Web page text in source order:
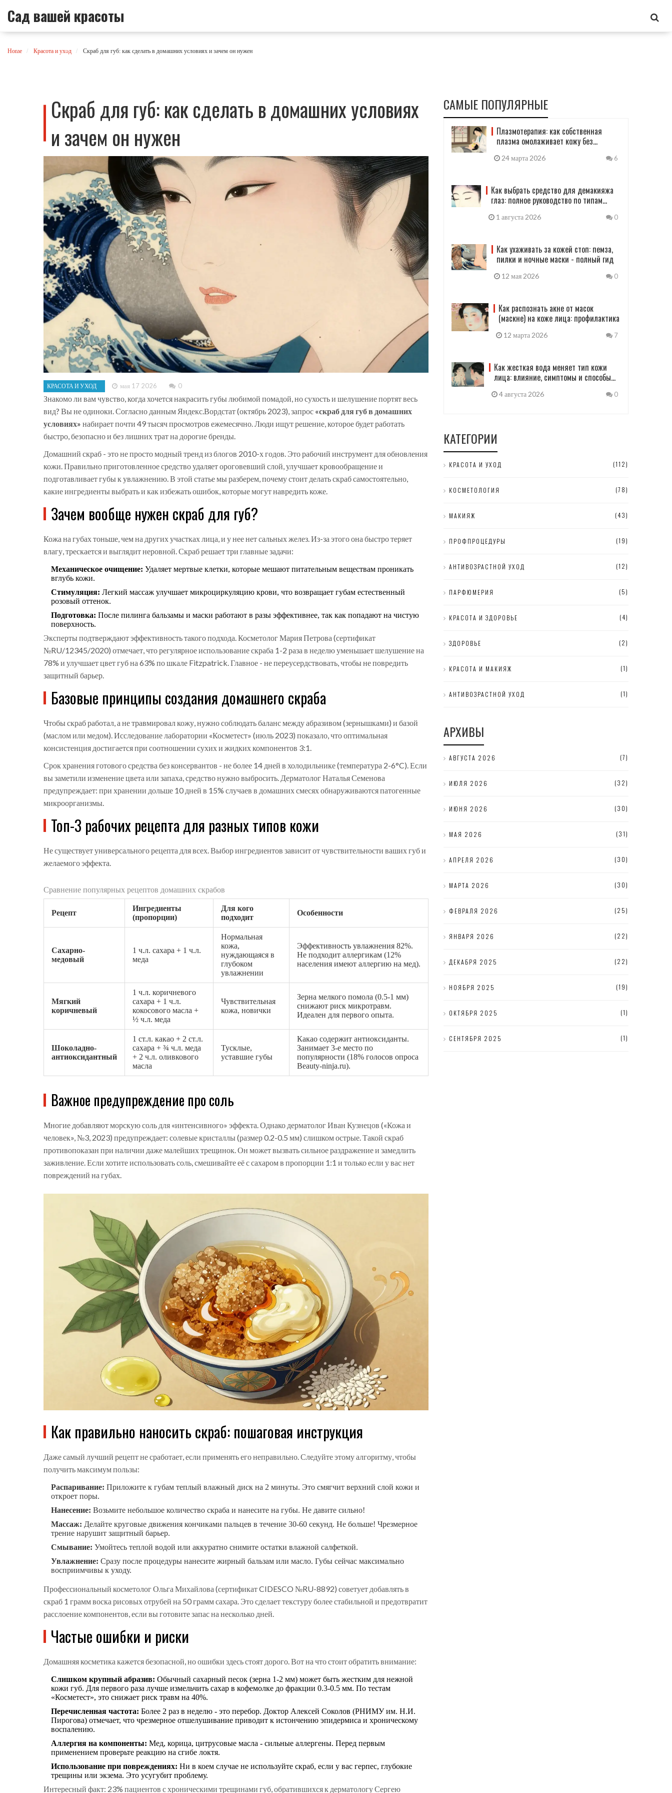
Сад вашей красоты
Home Красота и уход Скраб для губ: как сделать в домашних условиях и зачем он нужен
Скраб для губ: как сделать в домашних условиях
и зачем он нужен
КРАСОТА И УХОД мая 17 2026 0
Знакомо ли вам чувство, когда хочется накрасить губы любимой помадой, но сухость и шелушение портят весь
вид? Вы не одиноки. Согласно данным Яндекс.Вордстат (октябрь 2023), запрос «скраб для губ в домашних
условиях» набирает почти 49 тысяч просмотров ежемесячно. Люди ищут решение, которое будет работать
быстро, безопасно и без лишних трат на дорогие бренды.
Домашний скраб - это не просто модный тренд из блогов 2010-х годов. Это рабочий инструмент для обновления
кожи. Правильно приготовленное средство удаляет ороговевший слой, улучшает кровообращение и
подготавливает губы к увлажнению. В этой статье мы разберем, почему стоит делать скраб самостоятельно,
какие ингредиенты выбрать и как избежать ошибок, которые могут навредить коже.
Зачем вообще нужен скраб для губ?
Кожа на губах тоньше, чем на других участках лица, и у нее нет сальных желез. Из-за этого она быстро теряет
влагу, трескается и выглядит неровной. Скраб решает три главные задачи:
Механическое очищение: Удаляет мертвые клетки, которые мешают питательным веществам проникать
вглубь кожи.
Стимуляция: Легкий массаж улучшает микроциркуляцию крови, что возвращает губам естественный
розовый оттенок.
Подготовка: После пилинга бальзамы и маски работают в разы эффективнее, так как попадают на чистую
поверхность.
Эксперты подтверждают эффективность такого подхода. Косметолог Мария Петрова (сертификат
№RU/12345/2020) отмечает, что регулярное использование скраба 1-2 раза в неделю уменьшает шелушение на
78% и улучшает цвет губ на 63% по шкале Fitzpatrick. Главное - не переусердствовать, чтобы не повредить
защитный барьер.
Базовые принципы создания домашнего скраба
Чтобы скраб работал, а не травмировал кожу, нужно соблюдать баланс между абразивом (зернышками) и базой
(маслом или медом). Исследование лаборатории «Косметест» (июль 2023) показало, что оптимальная
консистенция достигается при соотношении сухих и жидких компонентов 3:1.
Срок хранения готового средства без консервантов - не более 14 дней в холодильнике (температура 2-6°C). Если
вы заметили изменение цвета или запаха, средство нужно выбросить. Дерматолог Наталья Семенова
предупреждает: при хранении дольше 10 дней в 15% случаев в домашних смесях обнаруживаются патогенные
микроорганизмы.
Топ-3 рабочих рецепта для разных типов кожи
Не существует универсального рецепта для всех. Выбор ингредиентов зависит от чувствительности ваших губ и
желаемого эффекта.
Сравнение популярных рецептов домашних скрабов
Рецепт
Ингредиенты
(пропорции)
Для кого
подходит
Особенности
Сахарно-
медовый
1 ч.л. сахара + 1 ч.л.
меда
Нормальная
кожа,
нуждающаяся в
глубоком
увлажнении
Эффективность увлажнения 82%.
Не подходит аллергикам (12%
населения имеют аллергию на мед).
Мягкий
коричневый
1 ч.л. коричневого
сахара + 1 ч.л.
кокосового масла +
½ ч.л. меда
Чувствительная
кожа, новички
Зерна мелкого помола (0.5-1 мм)
снижают риск микротравм.
Идеален для первого опыта.
Шоколадно-
антиоксидантный
1 ст.л. какао + 2 ст.л.
сахара + ¾ ч.л. меда
+ 2 ч.л. оливкового
масла
Тусклые,
уставшие губы
Какао содержит антиоксиданты.
Занимает 3-е место по
популярности (18% голосов опроса
Beauty-ninja.ru).
Важное предупреждение про соль
Многие добавляют морскую соль для «интенсивного» эффекта. Однако дерматолог Иван Кузнецов («Кожа и
человек», №3, 2023) предупреждает: солевые кристаллы (размер 0.2-0.5 мм) слишком острые. Такой скраб
противопоказан при наличии даже малейших трещинок. Он может вызвать сильное раздражение и замедлить
заживление. Если хотите использовать соль, смешивайте её с сахаром в пропорции 1:1 и только если у вас нет
повреждений на губах.
Как правильно наносить скраб: пошаговая инструкция
Даже самый лучший рецепт не сработает, если применять его неправильно. Следуйте этому алгоритму, чтобы
получить максимум пользы:
Распаривание: Приложите к губам теплый влажный диск на 2 минуты. Это смягчит верхний слой кожи и
откроет поры.
Нанесение: Возьмите небольшое количество скраба и нанесите на губы. Не давите сильно!
Массаж: Делайте круговые движения кончиками пальцев в течение 30-60 секунд. Не больше! Чрезмерное
трение нарушит защитный барьер.
Смывание: Умойтесь теплой водой или аккуратно снимите остатки влажной салфеткой.
Увлажнение: Сразу после процедуры нанесите жирный бальзам или масло. Губы сейчас максимально
восприимчивы к уходу.
Профессиональный косметолог Ольга Михайлова (сертификат CIDESCO №RU-8892) советует добавлять в
скраб 1 грамм воска рисовых отрубей на 50 грамм сахара. Это сделает текстуру более стабильной и предотвратит
расслоение компонентов, если вы готовите запас на несколько дней.
Частые ошибки и риски
Домашняя косметика кажется безопасной, но ошибки здесь стоят дорого. Вот на что стоит обратить внимание:
Слишком крупный абразив: Обычный сахарный песок (зерна 1-2 мм) может быть жестким для нежной
кожи губ. Для первого раза лучше измельчить сахар в кофемолке до фракции 0.3-0.5 мм. По тестам
«Косметест», это снижает риск травм на 40%.
Перечисленная частота: Более 2 раз в неделю - это перебор. Доктор Алексей Соколов (РНИМУ им. Н.И.
Пирогова) отмечает, что чрезмерное отшелушивание приводит к истончению эпидермиса и хроническому
воспалению.
Аллергия на компоненты: Мед, корица, цитрусовые масла - сильные аллергены. Перед первым
применением проверьте реакцию на сгибе локтя.
Использование при повреждениях: Ни в коем случае не используйте скраб, если у вас герпес, глубокие
трещины или экзема. Это усугубит проблему.
Интересный факт: 23% пациентов с хроническими трещинами губ, обратившихся к дерматологу Сергею
САМЫЕ ПОПУЛЯРНЫЕ
Плазмотерапия: как собственная
плазма омолаживает кожу без
24 марта 2026 6
Как выбрать средство для демакияжа
глаз: полное руководство по типам
1 августа 2026 0
Как ухаживать за кожей стоп: пемза,
пилки и ночные маски - полный гид
12 мая 2026 0
Как распознать акне от масок
(маскне) на коже лица: профилактика
12 марта 2026 7
Как жесткая вода меняет тип кожи
лица: влияние, симптомы и способы
4 августа 2026 0
КАТЕГОРИИ
КРАСОТА И УХОД (112)
КОСМЕТОЛОГИЯ (78)
МАКИЯЖ (43)
ПРОФПРОЦЕДУРЫ (19)
АНТИВОЗРАСТНОЙ УХОД (12)
ПАРФЮМЕРИЯ (5)
КРАСОТА И ЗДОРОВЬЕ (4)
ЗДОРОВЬЕ (2)
КРАСОТА И МАКИЯЖ (1)
АНТИВОЗРАСТНОЙ УХОД (1)
АРХИВЫ
АВГУСТА 2026 (7)
ИЮЛЯ 2026 (32)
ИЮНЯ 2026 (30)
МАЯ 2026 (31)
АПРЕЛЯ 2026 (30)
МАРТА 2026 (30)
ФЕВРАЛЯ 2026 (25)
ЯНВАРЯ 2026 (22)
ДЕКАБРЯ 2025 (22)
НОЯБРЯ 2025 (19)
ОКТЯБРЯ 2025 (1)
СЕНТЯБРЯ 2025 (1)